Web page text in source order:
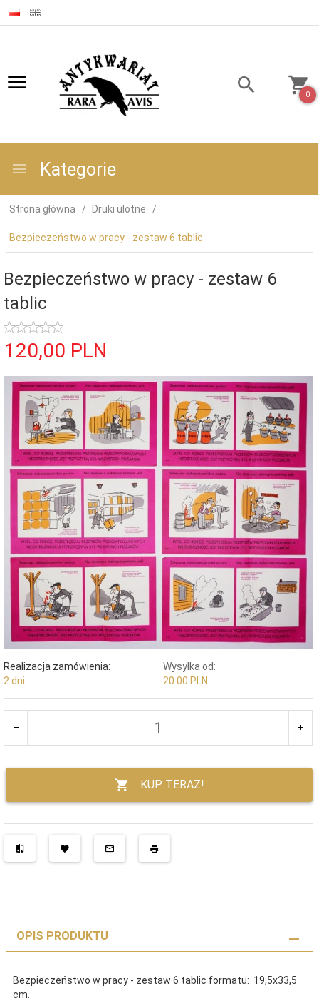
0
Kategorie
Strona główna Druki ulotne
Bezpieczeństwo w pracy - zestaw 6 tablic
Bezpieczeństwo w pracy - zestaw 6
tablic
120,00 PLN
Realizacja zamówienia:
2 dni
Wysyłka od:
20.00 PLN
KUP TERAZ!
OPIS PRODUKTU
Bezpieczeństwo w pracy - zestaw 6 tablic formatu: 19,5x33,5
cm.